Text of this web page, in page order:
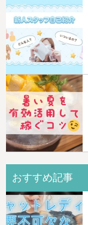
おすすめ記事